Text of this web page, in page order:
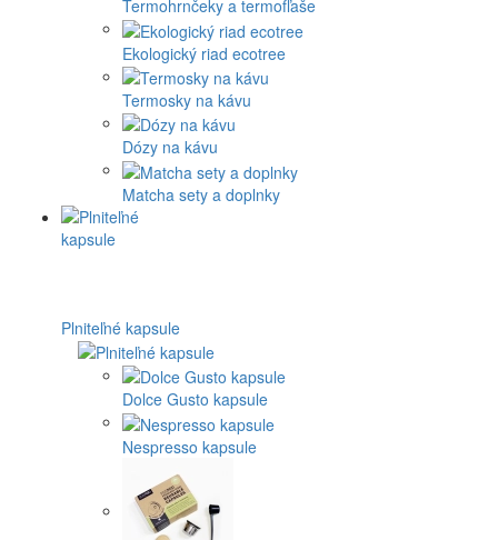
Termohrnčeky a termofľaše
Ekologický riad ecotree
Termosky na kávu
Dózy na kávu
Matcha sety a doplnky
Plniteľné kapsule
Dolce Gusto kapsule
Nespresso kapsule